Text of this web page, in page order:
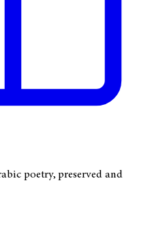
poetry, preserved and